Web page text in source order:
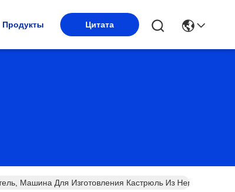
Продукты Цитата
Машина Для Изготовления Кастрюль Из